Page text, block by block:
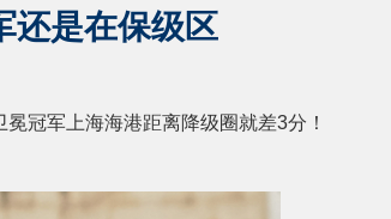
还是在保级区
冠军上海海港距离降级圈就差3分！